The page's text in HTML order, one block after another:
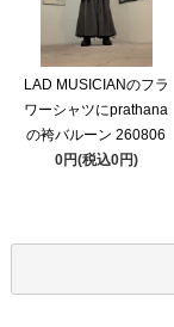
LAD MUSICIANのフラ
ワーシャツにprathana
の袴バルーン 260806
0円(税込0円)